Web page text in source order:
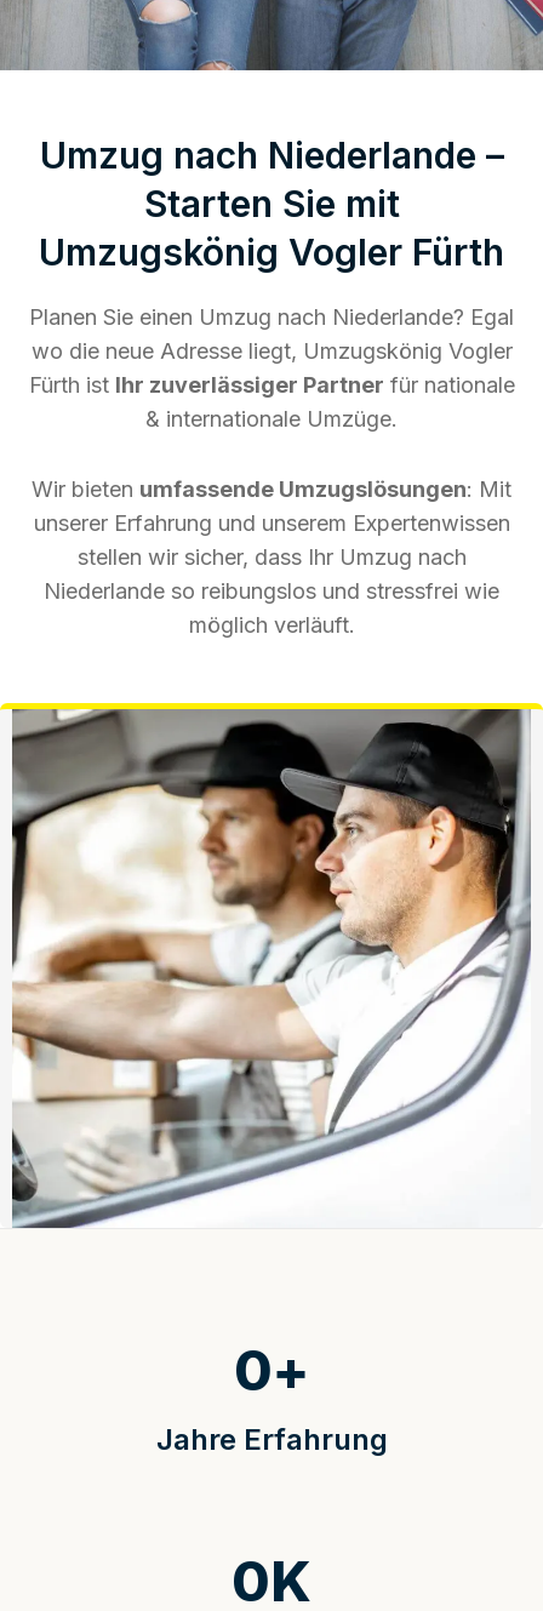
Umzug nach Niederlande –
Starten Sie mit
Umzugskönig Vogler Fürth
Planen Sie einen Umzug nach Niederlande? Egal
wo die neue Adresse liegt, Umzugskönig Vogler
Fürth ist Ihr zuverlässiger Partner für nationale
& internationale Umzüge.
Wir bieten umfassende Umzugslösungen: Mit
unserer Erfahrung und unserem Expertenwissen
stellen wir sicher, dass Ihr Umzug nach
Niederlande so reibungslos und stressfrei wie
möglich verläuft.
Jahre Erfahrung
0+
0K